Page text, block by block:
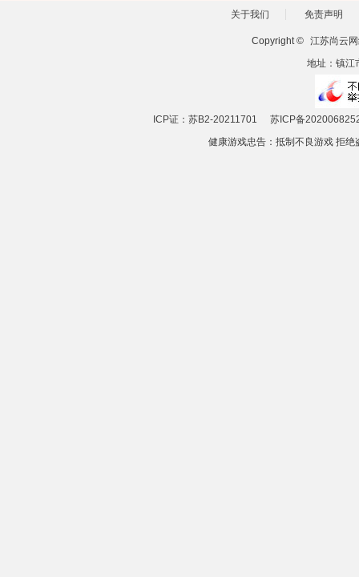
关于我们 免责声明
Copyright © 江苏尚云
地址：镇江
ICP证：苏B2-20211701
苏ICP备
健康游戏忠告：抵制不良游戏 拒